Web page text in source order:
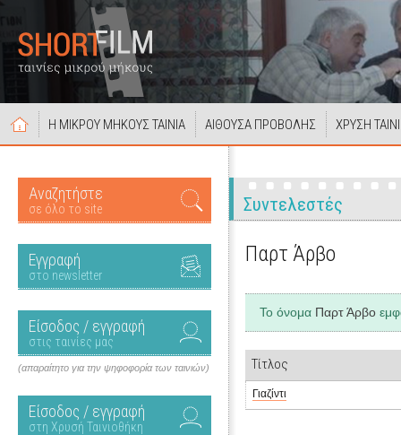
Η ΜΙΚΡΟΥ ΜΗΚΟΥΣ ΤΑΙΝΙΑ ΑΙΘΟΥΣΑ ΠΡΟΒΟΛΗΣ ΧΡΥΣΗ
Αναζητήστε
σε όλο το site
Εγγραφή
στο newsletter
Είσοδος / εγγραφή
στις ταινίες μας
(απαραίτητο για την ψηφοφορία των ταινιών)
Είσοδος / εγγραφή
στη Χρυσή Ταινιοθήκη
Συντελεστές
Παρτ Άρβο
Το όνομα Παρτ Άρβο
Τίτλος
Γιαζίντι